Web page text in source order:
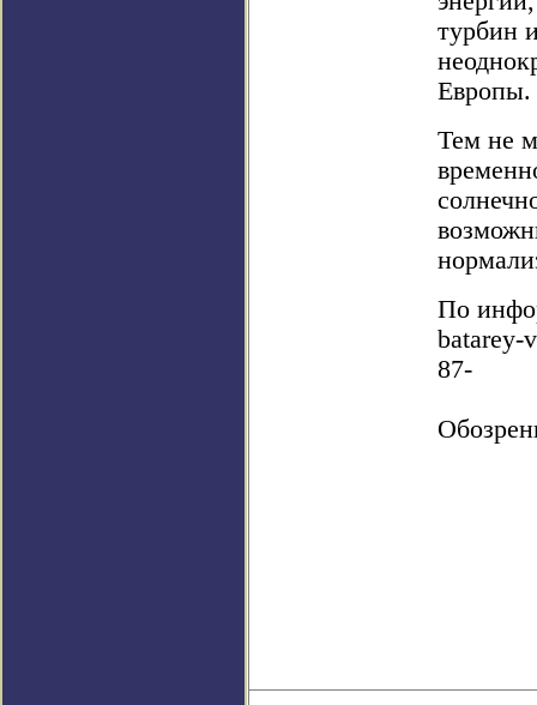
турбин
Европы.
Тем не
По
batarey-
87-